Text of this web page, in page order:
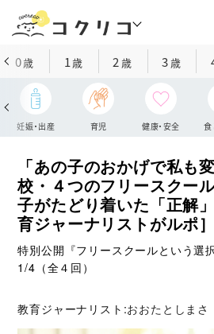
0歳 1歳 2 歳 3歳
妊娠・出産 育児 健康・安全 食
「あの子のおかげで私も
校・４つのフリースクー
子がたどり着いた「正解
育ジャーナリストがルポ］
特別公開『フリースクールという選
1/4（全４回）
教育ジャーナリスト:おおたとしまさ